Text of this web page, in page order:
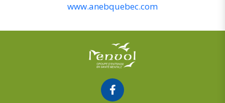
www.anebquebec.com